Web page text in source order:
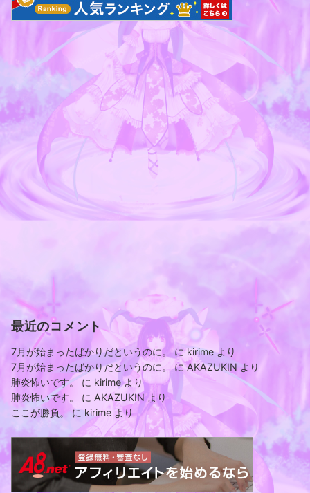
最近のコメント
7月が始まったばかりだというのに。 にkirimeより
7月が始まったばかりだというのに。にAKAZUKIN より
肺炎怖いです。 に kirimeより
肺炎怖いです。
に AKAZUKIN より
ここが勝負。にkirime より